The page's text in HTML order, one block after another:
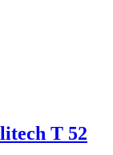
Т 52